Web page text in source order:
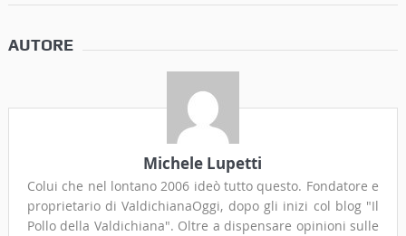
AUTORE
Michele Lupetti
Colui che nel lontano 2006 ideò tutto questo. Fondatore e
proprietario di ValdichianaOggi, dopo gli inizi col blog "Il
Pollo della Valdichiana". Oltre a dispensare opinioni sulle